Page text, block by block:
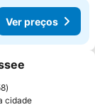
Ver preços
cidade